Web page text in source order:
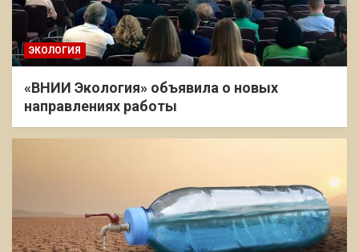
ЭКОЛОГИЯ
«ВНИИ Экология» объявила о новых
направлениях работы